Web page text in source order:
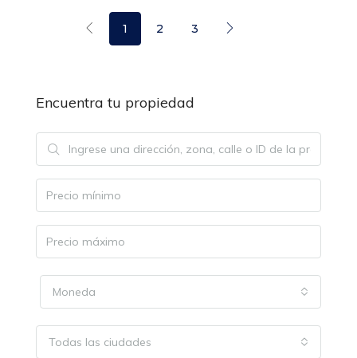
1 2 3
Encuentra tu propiedad
Moneda
Todas las ciudades